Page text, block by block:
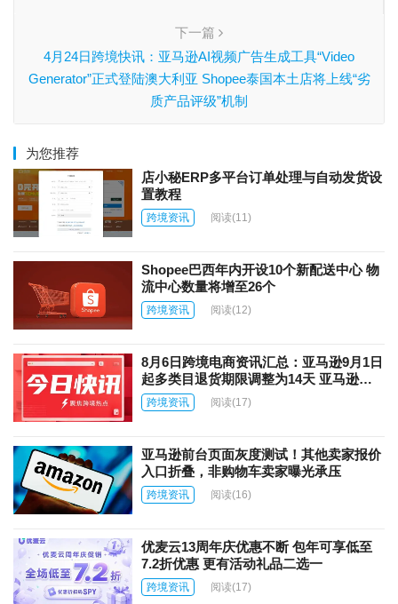
下一篇
4月24日跨境快讯：亚马逊AI视频广告生成工具“Video
Generator”正式登陆澳大利亚 Shopee泰国本土店将上线“劣
质产品评级”机制
为您推荐
店小秘ERP多平台订单处理与自动发货设
置教程
跨境资讯 阅读(11)
Shopee巴西年内开设10个新配送中心 物
流中心数量将增至26个
跨境资讯 阅读(12)
8月6日跨境电商资讯汇总：亚马逊9月1日
起多类目退货期限调整为14天 亚马逊上
线AI商品图片自动翻译功能
跨境资讯 阅读(17)
亚马逊前台页面灰度测试！其他卖家报价
入口折叠，非购物车卖家曝光承压
跨境资讯 阅读(16)
优麦云13周年庆优惠不断 包年可享低至
7.2折优惠 更有活动礼品二选一
跨境资讯 阅读(17)